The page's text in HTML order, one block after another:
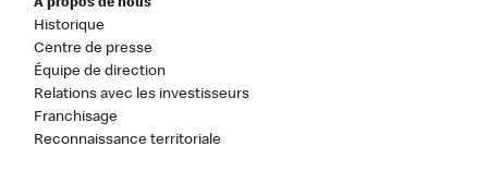
À propos de nous
Historique
Centre de presse
Équipe de direction
Relations avec les investisseurs
Franchisage
Reconnaissance territoriale